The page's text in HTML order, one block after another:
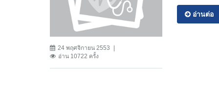
24 พฤศจิกายน 2553
อ่าน 10722 ครั้ง
อ่านต่อ